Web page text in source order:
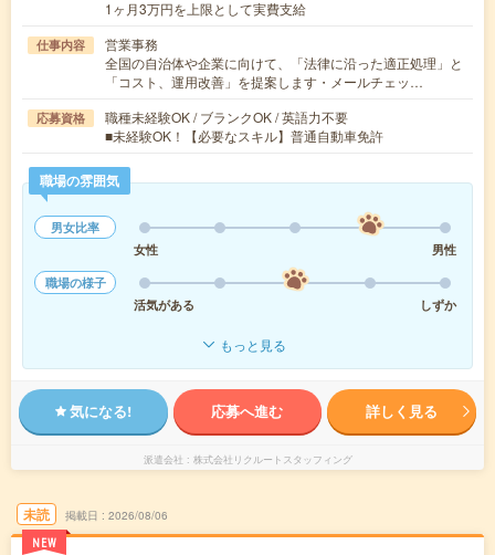
1ヶ月3万円を上限として実費支給
仕事内容
営業事務
全国の自治体や企業に向けて、「法律に沿った適正処理」と
「コスト、運用改善」を提案します・メールチェッ…
応募資格
職種未経験OK / ブランクOK / 英語力不要
■未経験OK！【必要なスキル】普通自動車免許
職場の雰囲気
男女比率
女性
男性
職場の様子
活気がある
しずか
もっと見る
気になる! 応募へ進む 詳しく見る
派遣会社 株式会社リクルートスタッフィング
未読
NEW
掲載日 2026/08/06